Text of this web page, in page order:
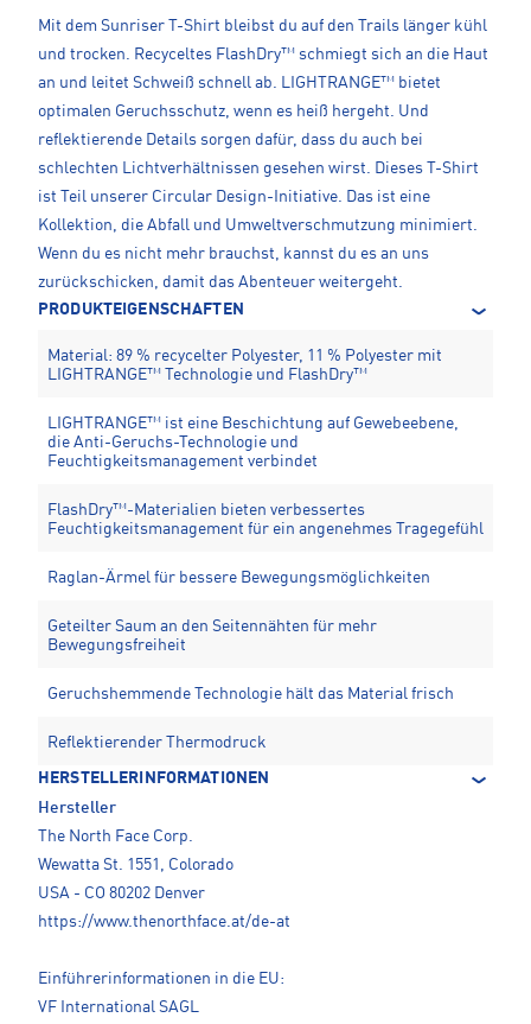
Mit dem Sunriser T-Shirt bleibst du auf den Trails länger kühl
und trocken. Recyceltes FlashDry™ schmiegt sich an die Haut
an und leitet Schweiß schnell ab. LIGHTRANGE™ bietet
optimalen Geruchsschutz, wenn es heiß hergeht. Und
reflektierende Details sorgen dafür, dass du auch bei
schlechten Lichtverhältnissen gesehen wirst. Dieses T-Shirt
ist Teil unserer Circular Design-Initiative. Das ist eine
Kollektion, die Abfall und Umweltverschmutzung minimiert.
Wenn du es nicht mehr brauchst, kannst du es an uns
zurückschicken, damit das Abenteuer weitergeht.
PRODUKTEIGENSCHAFTEN
Material: 89 % recycelter Polyester, 11 % Polyester mit
LIGHTRANGE™ Technologie und FlashDry™
LIGHTRANGE™ ist eine Beschichtung auf Gewebeebene,
die Anti-Geruchs-Technologie und
Feuchtigkeitsmanagement verbindet
FlashDry™-Materialien bieten verbessertes
Feuchtigkeitsmanagement für ein angenehmes Tragegefühl
Raglan-Ärmel für bessere Bewegungsmöglichkeiten
Geteilter Saum an den Seitennähten für mehr
Bewegungsfreiheit
Geruchshemmende Technologie hält das Material frisch
Reflektierender Thermodruck
HERSTELLERINFORMATIONEN
Hersteller
The North Face Corp.
Wewatta St. 1551, Colorado
USA - CO 80202 Denver
https://www.thenorthface.at/de-at
Einführerinformationen in die EU:
VF International SAGL